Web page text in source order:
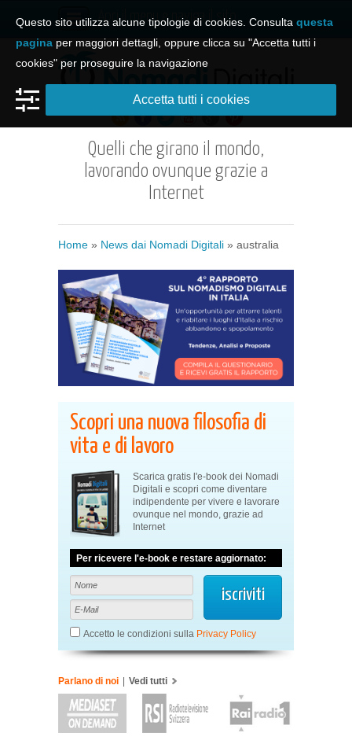
Apri il menu e naviga il sito
Quelli che girano il mondo,
lavorando ovunque grazie a
Internet
Home » News dai Nomadi Digitali » australia
Scopri una nuova filosofia di
vita e di lavoro
Scarica gratis l'e-book dei Nomadi
Digitali e scopri come diventare
indipendente per vivere e lavorare
ovunque nel mondo, grazie ad
Internet
Per ricevere l'e-book e restare aggiornato:
Accetto le condizioni sulla Privacy Policy
Parlano di noi | Vedi tutti
Questo sito utilizza alcune tipologie di cookies. Consulta questa
pagina per maggiori dettagli, oppure clicca su "Accetta tutti i
cookies" per proseguire la navigazione
Accetta tutti i cookies